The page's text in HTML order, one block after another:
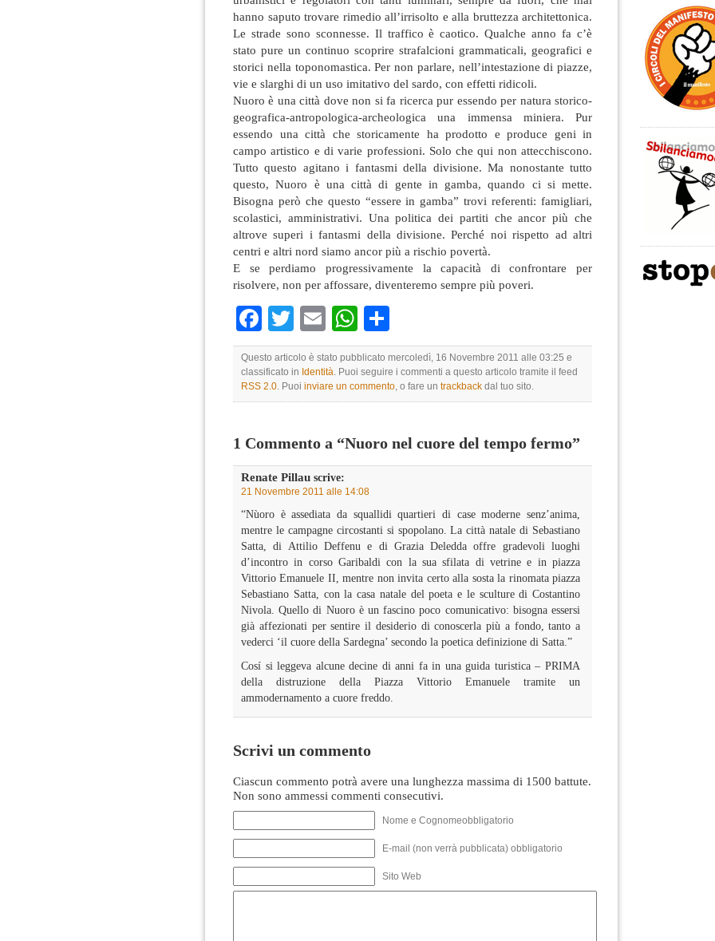
hanno saputo trovare rimedio all’irrisolto e alla bruttezza architettonica.
Le strade sono sconnesse. Il traffico è caotico. Qualche anno fa c’è
stato pure un continuo scoprire strafalcioni grammaticali, geografici e
storici nella toponomastica. Per non parlare, nell’intestazione di piazze,
vie e slarghi di un uso imitativo del sardo, con effetti ridicoli.
Nuoro è una città dove non si fa ricerca pur essendo per natura storico-
geografica-antropologica-archeologica una immensa miniera. Pur
essendo una città che storicamente ha prodotto e produce geni in
campo artistico e di varie professioni. Solo che qui non attecchiscono.
Tutto questo agitano i fantasmi della divisione. Ma nonostante tutto
questo, Nuoro è una città di gente in gamba, quando ci si mette.
Bisogna però che questo “essere in gamba” trovi referenti: famigliari,
scolastici, amministrativi. Una politica dei partiti che ancor più che
altrove superi i fantasmi della divisione. Perché noi rispetto ad altri
centri e altri nord siamo ancor più a rischio povertà.
E se perdiamo progressivamente la capacità di confrontare per
risolvere, non per affossare, diventeremo sempre più poveri.
Facebook
TwitterEmailWhatsApp
Questo articolo è stato pubblicato mercoledì, 16 Novembre 2011 alle 03:25 e
classificato in Identità. Puoi seguire i commenti a questo articolo tramite il feed
RSS 2.0. Puoi inviare un commento, o fare un trackback dal tuo sito.
1 Commento a “Nuoro nel cuore del tempo fermo”
Renate Pillau scrive:
21 Novembre 2011 alle 14:08
“Nùoro è assediata da squallidi quartieri di case moderne senz’anima,
mentre le campagne circostanti si spopolano. La città natale di Sebastiano
Satta, di Attilio Deffenu e di Grazia Deledda offre gradevoli luoghi
d’incontro in corso Garibaldi con la sua sfilata di vetrine e in piazza
Vittorio Emanuele II, mentre non invita certo alla sosta la rinomata piazza
Sebastiano Satta, con la casa natale del poeta e le sculture di Costantino
Nivola. Quello di Nuoro è un fascino poco comunicativo: bisogna essersi
già affezionati per sentire il desiderio di conoscerla più a fondo, tanto a
vederci ‘il cuore della Sardegna’ secondo la poetica definizione di Satta.”
Cosí si leggeva alcune decine di anni fa in una guida turistica – PRIMA
della distruzione della Piazza Vittorio Emanuele tramite un
ammodernamento a cuore freddo.
Scrivi un commento
Ciascun commento potrà avere una lunghezza massima di 1500 battute.
Non sono ammessi commenti consecutivi.
Nome e Cognomeobbligatorio
E-mail (non verrà pubblicata) obbligatorio
Sito Web